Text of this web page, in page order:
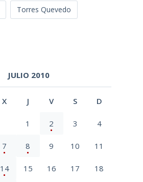
Torres Quevedo
JULIO 2010
X J V S D
1 2 3 4
7 8 9 10 11
14 15 16 17 18